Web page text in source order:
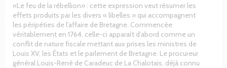
«Le feu de la rébellion» : cette expression veut résumer les
effets produits par les divers « libelles » qui accompagnent
les péripéties de l’affaire de Bretagne. Commencée
véritablement en 1764, celle-ci apparaît d’abord comme un
conflit de nature fiscale mettant aux prises les ministres de
Louis XV, les États et le parlement de Bretagne. Le procureur
général Louis-René de Caradeuc de La Chalotais, déjà connu